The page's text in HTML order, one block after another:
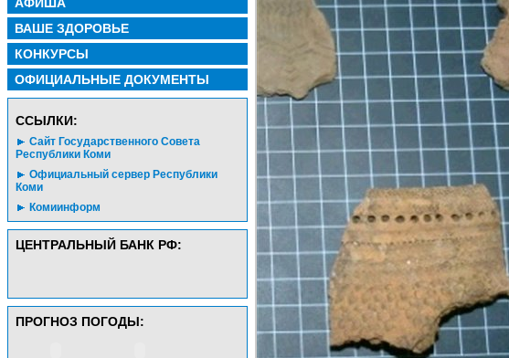
ВАШЕ ЗДОРОВЬЕ
КОНКУРСЫ
ОФИЦИАЛЬНЫЕ ДОКУМЕНТЫ
CСЫЛКИ:
Сайт Государственного Совета
Республики Коми
Официальный сервер Республики
Коми
Комиинформ
ЦЕНТРАЛЬНЫЙ БАНК РФ:
ПРОГНОЗ ПОГОДЫ: